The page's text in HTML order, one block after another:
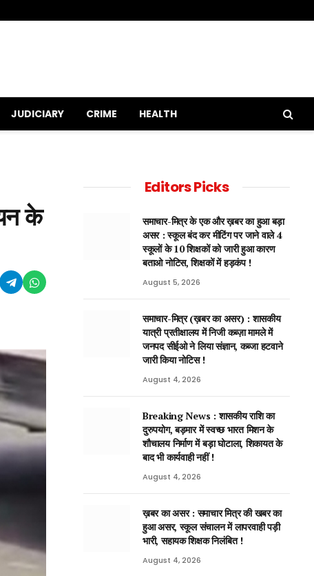
JUDICIARY CRIME HEALTH
के
Editors Picks
समाचार-मित्र के एक और ख़बर का हुआ बड़ा
असर : स्कूल बंद कर मीटिंग पर जाने वाले 4
स्कूलों के 10 शिक्षकों को जारी हुआ कारण
बताओ नोटिस, शिक्षकों में हड़कंप !
August 5, 2026
समाचार-मित्र (ख़बर का असर) : शासकीय
यात्री प्रतीक्षालय में निजी कब्ज़ा मामले में
जनपद सीईओ ने लिया संज्ञान, कब्जा हटवाने
जारी किया नोटिस !
August 4, 2026
Breaking News : शासकीय राशि का
दुरुपयोग, बड़मार में स्वच्छ भारत मिशन के
शौचालय निर्माण में बड़ा घोटाला, शिकायत के
बाद भी कार्यवाही नहीं !
August 4, 2026
ख़बर का असर : समाचार मित्र की खबर का
हुआ असर, स्कूल संचालन में लापरवाही पड़ी
भारी, सहायक शिक्षक निलंबित !
August 4, 2026